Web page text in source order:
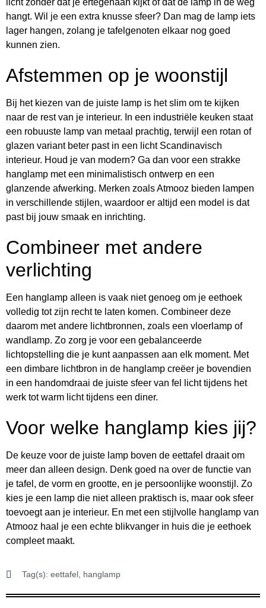
hangt. Wil je een extra knusse sfeer? Dan mag de lamp iets
lager hangen, zolang je tafelgenoten elkaar nog goed
kunnen zien.
Afstemmen op je woonstijl
Bij het kiezen van de juiste lamp is het slim om te kijken
naar de rest van je interieur. In een industriële keuken staat
een robuuste lamp van metaal prachtig, terwijl een rotan of
glazen variant beter past in een licht Scandinavisch
interieur. Houd je van modern? Ga dan voor een strakke
hanglamp met een minimalistisch ontwerp en een
glanzende afwerking. Merken zoals Atmooz bieden lampen
in verschillende stijlen, waardoor er altijd een model is dat
past bij jouw smaak en inrichting.
Combineer met andere
verlichting
Een hanglamp alleen is vaak niet genoeg om je eethoek
volledig tot zijn recht te laten komen. Combineer deze
daarom met andere lichtbronnen, zoals een vloerlamp of
wandlamp. Zo zorg je voor een gebalanceerde
lichtopstelling die je kunt aanpassen aan elk moment. Met
een dimbare lichtbron in de hanglamp creëer je bovendien
in een handomdraai de juiste sfeer van fel licht tijdens het
werk tot warm licht tijdens een diner.
Voor welke hanglamp kies jij?
De keuze voor de juiste lamp boven de eettafel draait om
meer dan alleen design. Denk goed na over de functie van
je tafel, de vorm en grootte, en je persoonlijke woonstijl. Zo
kies je een lamp die niet alleen praktisch is, maar ook sfeer
toevoegt aan je interieur. En met een stijlvolle hanglamp van
Atmooz haal je een echte blikvanger in huis die je eethoek
compleet maakt.
Tag(s): eettafel hanglamp